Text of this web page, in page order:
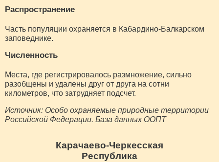
Распространение
Часть популяции охраняется в Кабардино-Балкарском
заповеднике.
Численность
Места, где регистрировалось размножение, сильно
разобщены и удалены друг от друга на сотни
километров, что затрудняет подсчет.
Источник: Особо охраняемые природные территории
Российской Федерации. База данных ООПТ
Карачаево-Черкесская
Республика